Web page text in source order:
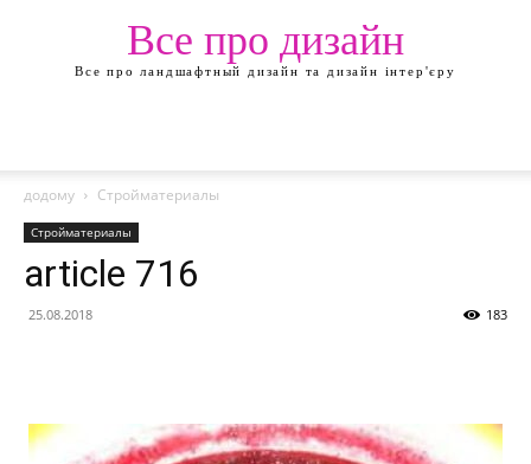
Все про дизайн
Все про ландшафтный дизайн та дизайн інтер'єру
додому Стройматериалы
Стройматериалы
article 716
25.08.2018 183